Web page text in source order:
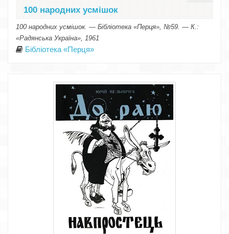
100 народних усмішок
100 народних усмішок. — Бібліотека «Перця», №59. — К.:
«Радянська Україна», 1961
Бібліотека «Перця»